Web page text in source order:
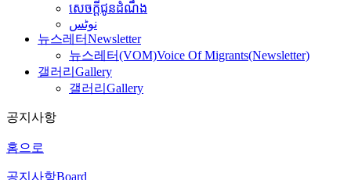
សេចក្តីជូនដំណឹង
نوٹس
뉴스레터Newsletter
뉴스레터(VOM)Voice Of Migrants(Newsletter)
갤러리 Gallery
갤러리 Gallery
공지사항
홈으로
공지사항Board